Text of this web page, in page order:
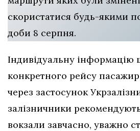
скористатися будь-якими
доби 8 серпня.
Індивідуальну інформацію
конкретного рейсу
через застосунок
залізничники
вокзали завчасно, уважно